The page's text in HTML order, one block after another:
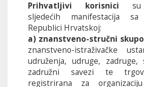
Prihvatljivi korisnici su
sljedećih manifestacija
Republici Hrvatskoj:
a) znanstveno-stručni
znanstveno-istraživačke
udruženja, udruge, zadruge,
zadružni savezi te
registrirana za